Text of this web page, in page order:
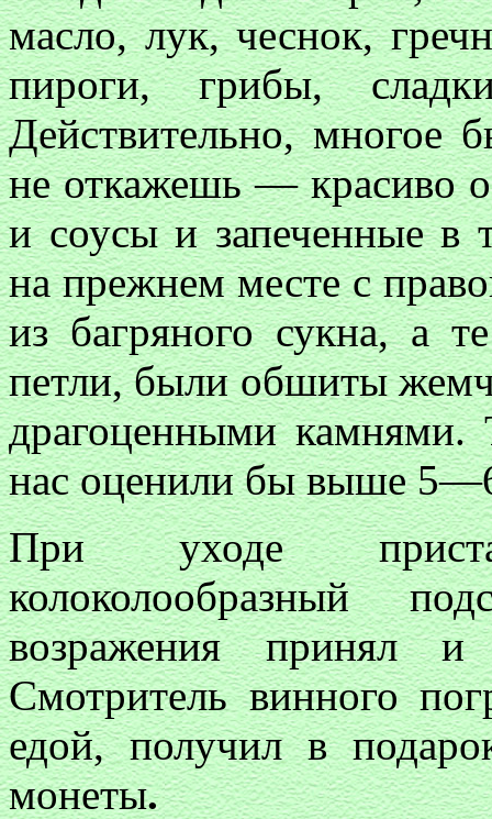
масло, лук, чеснок,
пироги, грибы,
Действительно, многое
не откажешь — красиво
и соусы и запеченные в
на прежнем месте с
из багряного сукна, а
петли, были обшиты
драгоценными
нас оценили бы выше
При уходе
колоколообразный
возражения принял
Смотритель винного
едой, получил в
монеты.